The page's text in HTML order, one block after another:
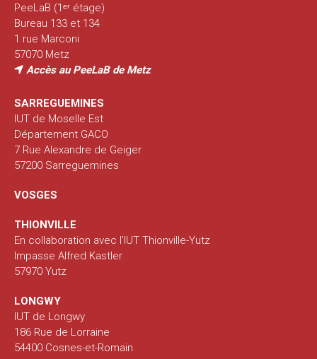
PeeLaB (1ᵉʳ étage)
Bureau 133 et 134
1 rue Marconi
57070 Metz
Accès au PeeLaB de Metz
SARREGUEMINES
IUT de Moselle Est
Département GACO
7 Rue Alexandre de Geiger
57200 Sarreguemines
VOSGES
THIONVILLE
En collaboration avec l’IUT Thionville-Yutz
Impasse Alfred Kastler
57970 Yutz
LONGWY
IUT de Longwy
186 Rue de Lorraine
54400 Cosnes-et-Romain